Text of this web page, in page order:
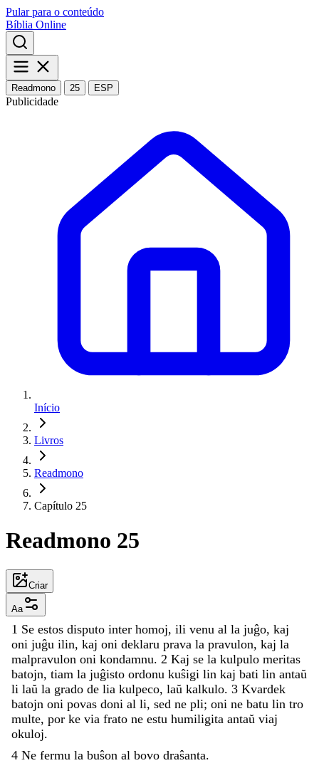
Pular para o conteúdo
Bíblia Online
Readmono 25 ESP
Publicidade
Início
Livros
Readmono
Capítulo 25
Readmono 25
Criar
Aa
1 Se estos disputo inter homoj, ili venu al la juĝo, kaj
oni juĝu ilin, kaj oni deklaru prava la pravulon, kaj la
malpravulon oni kondamnu. 2 Kaj se la kulpulo meritas
batojn, tiam la juĝisto ordonu kuŝigi lin kaj bati lin antaŭ
li laŭ la grado de lia kulpeco, laŭ kalkulo. 3 Kvardek
batojn oni povas doni al li, sed ne pli; oni ne batu lin tro
multe, por ke via frato ne estu humiligita antaŭ viaj
okuloj.
4 Ne fermu la buŝon al bovo draŝanta.